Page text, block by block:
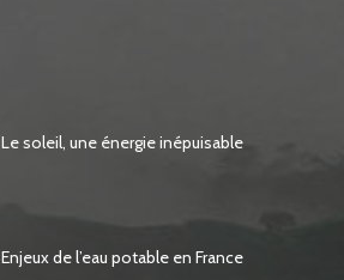
Le soleil, une énergie inépuisable
Enjeux de l’eau potable en France